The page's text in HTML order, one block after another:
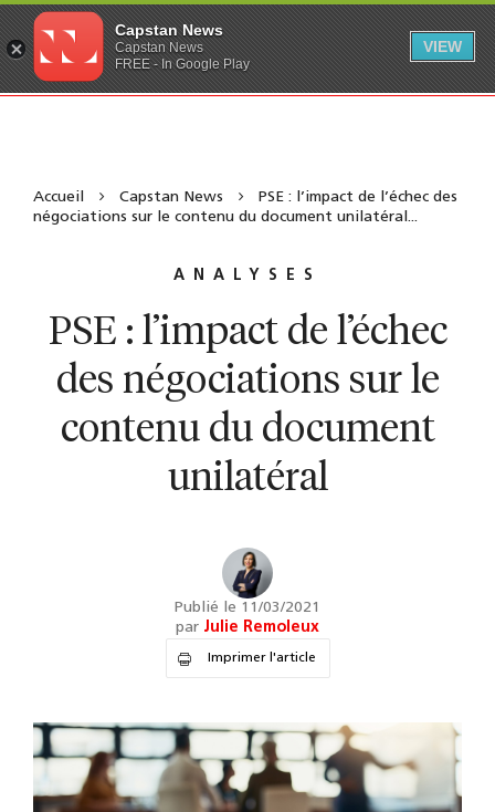
Accueil Capstan News
PSE : l’impact de l’échec des
négociations sur le contenu du document unilatéral...
ANALYSES
PSE : l’impact de l’échec
des négociations sur le
contenu du document
unilatéral
Publié le 11/03/2021
par Julie Remoleux
Imprimer l'article
Capstan News
Capstan News
FREE - In Google Play
VIEW